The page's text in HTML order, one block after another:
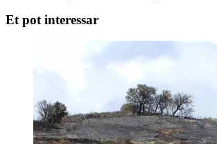
Et pot interessar